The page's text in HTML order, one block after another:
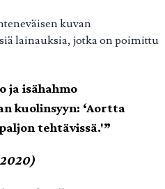
kuvan
lainauksia, jotka on poimittu
ja isähahmo
kuolinsyyn: ‘Aortta
tehtävissä.'”